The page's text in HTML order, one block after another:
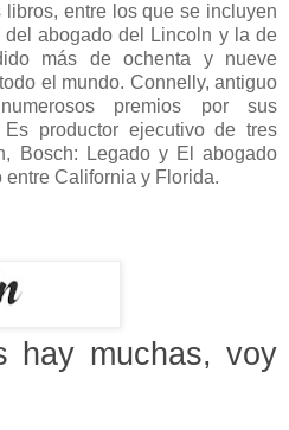
entre los que se incluyen
del abogado del Lincoln y la de
más de ochenta y nueve
el mundo. Connelly, antiguo
premios por sus
productor ejecutivo de tres
Bosch: Legado y El abogado
California y Florida.
hay muchas, voy